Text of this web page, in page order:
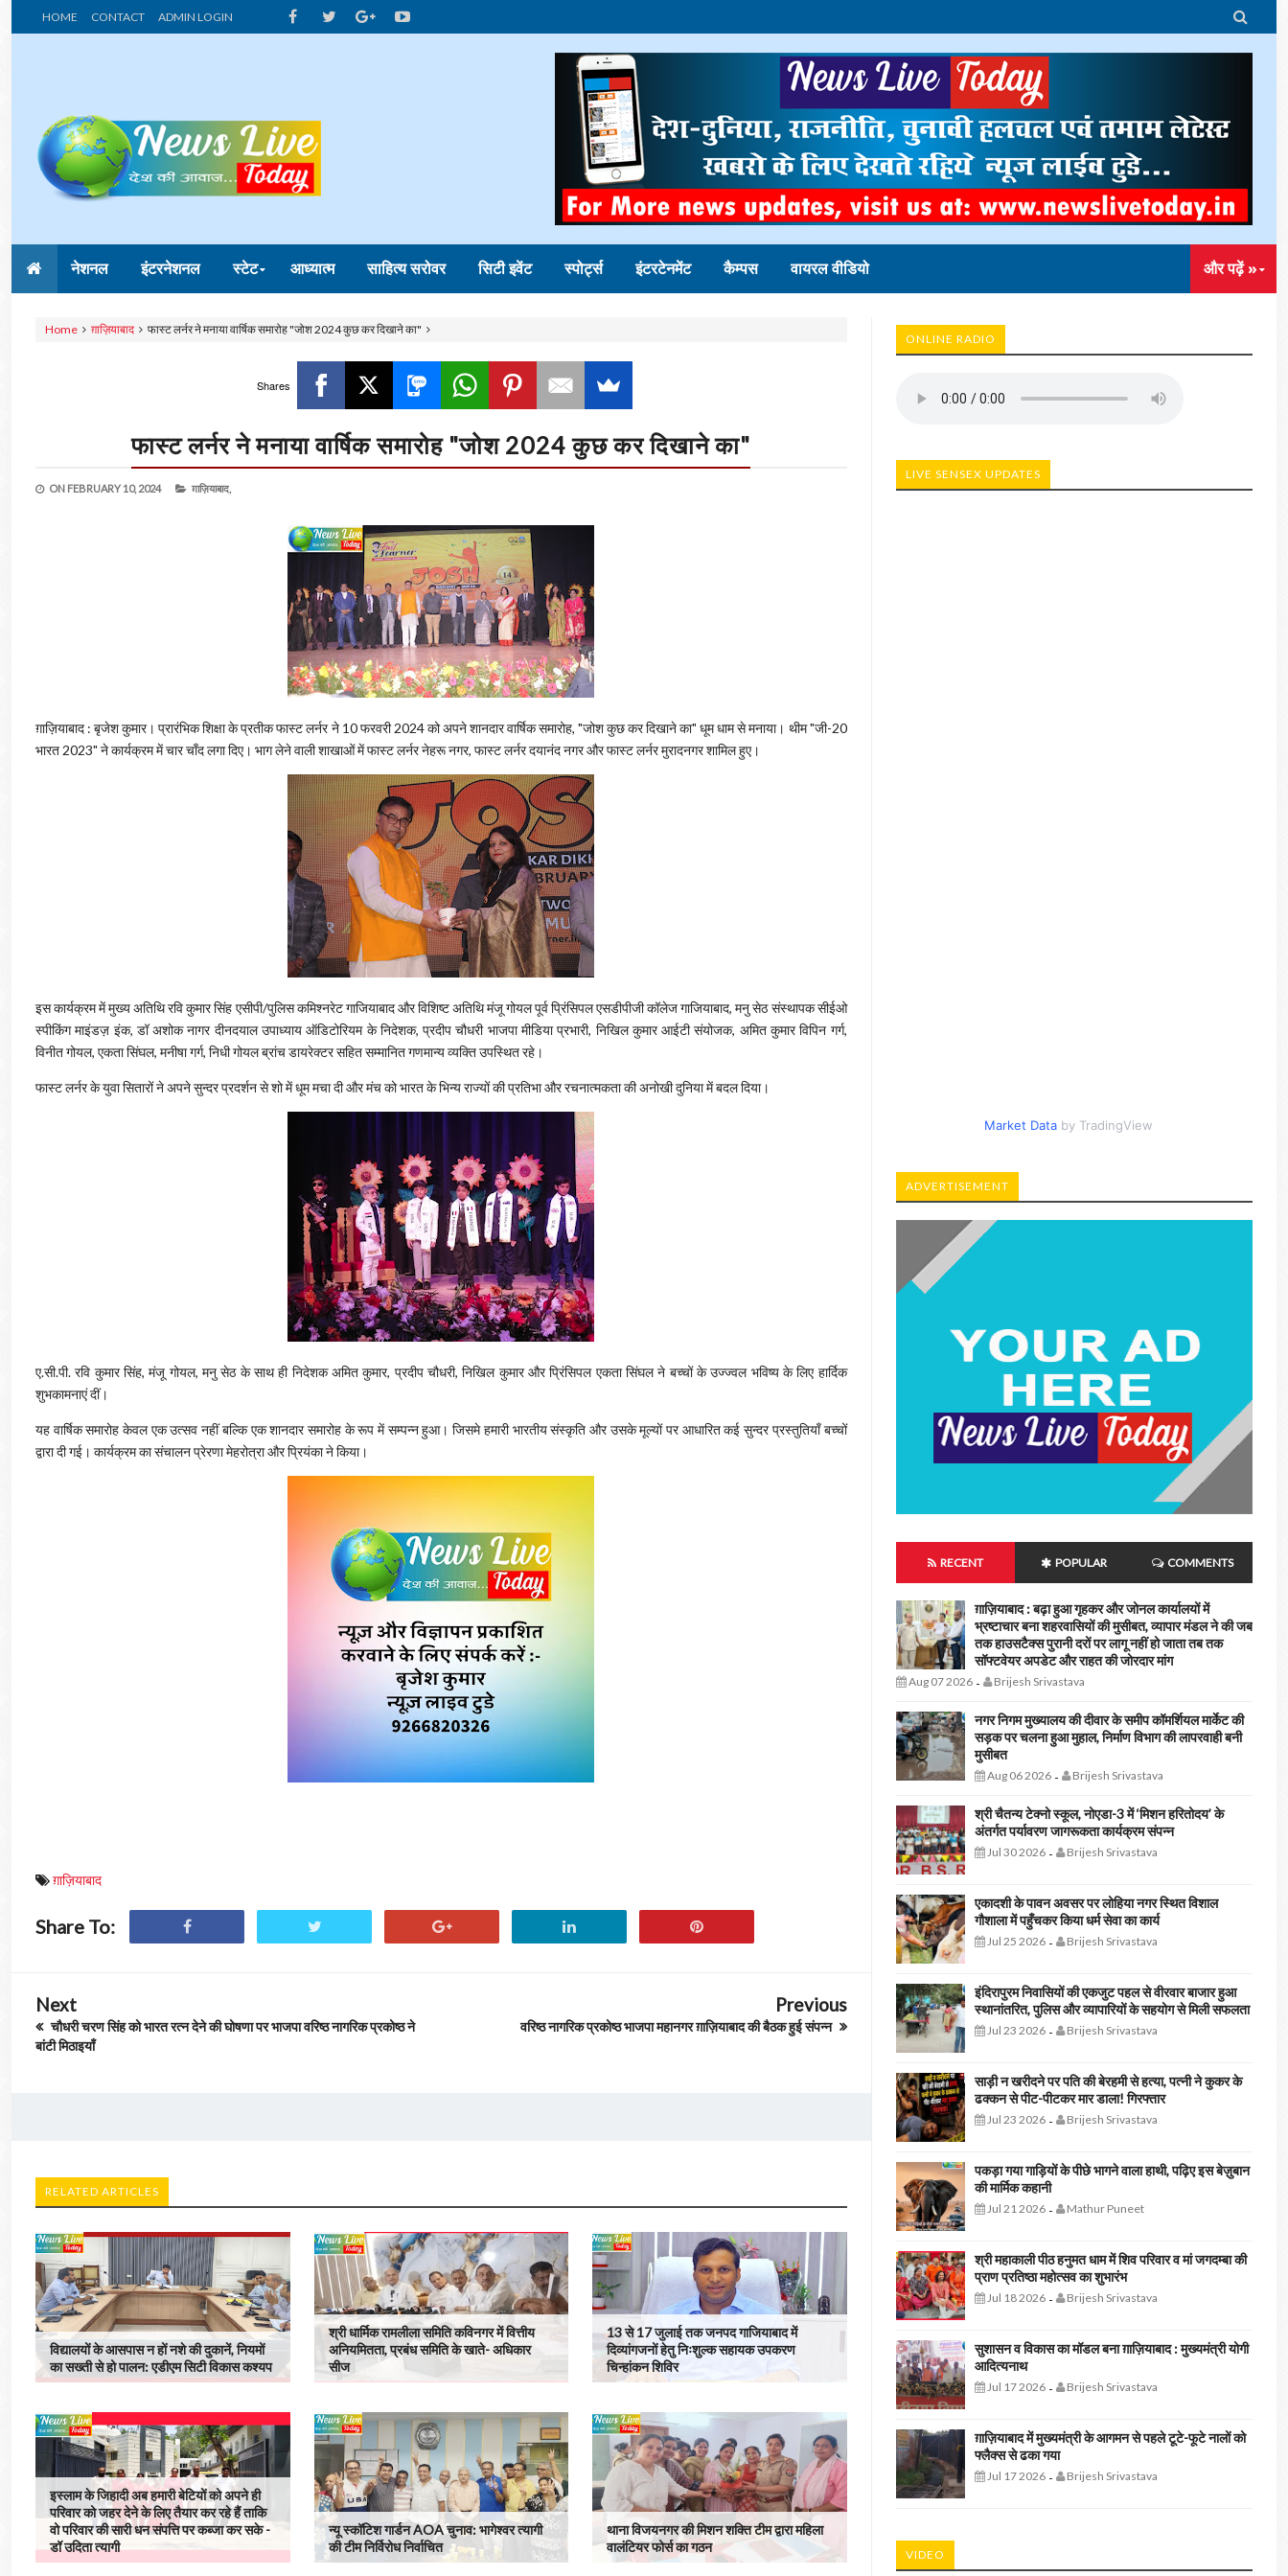
HOME CONTACT ADMIN LOGIN 
नेशनल इंटरनेशनल स्टेट आध्यात्म साहित्य सरोवर सिटी इवेंट स्पोर्ट्स इंटरटेनमेंट कैम्पस वायरल वीडियो और पढ़ें »
Home ग़ाज़ियाबाद फास्ट लर्नर ने मनाया वार्षिक समारोह "जोश 2024 कुछ कर दिखाने का"
Shares
फास्ट लर्नर ने मनाया वार्षिक समारोह "जोश 2024 कुछ कर दिखाने का"
ON FEBRUARY 10, 2024 ग़ाज़ियाबाद,
ग़ाज़ियाबाद : बृजेश कुमार। प्रारंभिक शिक्षा के प्रतीक फास्ट लर्नर ने 10 फरवरी 2024 को अपने शानदार वार्षिक समारोह, "जोश कुछ कर दिखाने का" धूम धाम से मनाया। थीम "जी-20
भारत 2023" ने कार्यक्रम में चार चाँद लगा दिए। भाग लेने वाली शाखाओं में फास्ट लर्नर नेहरू नगर, फास्ट लर्नर दयानंद नगर और फास्ट लर्नर मुरादनगर शामिल हुए।
इस कार्यक्रम में मुख्य अतिथि रवि कुमार सिंह एसीपी/पुलिस कमिश्नरेट गाजियाबाद और विशिष्ट अतिथि मंजू गोयल पूर्व प्रिंसिपल एसडीपीजी कॉलेज गाजियाबाद, मनु सेठ संस्थापक सीईओ
स्पीकिंग माइंडज़ इंक, डॉ अशोक नागर दीनदयाल उपाध्याय ऑडिटोरियम के निदेशक, प्रदीप चौधरी भाजपा मीडिया प्रभारी, निखिल कुमार आईटी संयोजक, अमित कुमार विपिन गर्ग,
विनीत गोयल, एकता सिंघल, मनीषा गर्ग, निधी गोयल ब्रांच डायरेक्टर सहित सम्मानित गणमान्य व्यक्ति उपस्थित रहे।
फास्ट लर्नर के युवा सितारों ने अपने सुन्दर प्रदर्शन से शो में धूम मचा दी और मंच को भारत के भिन्य राज्यों की प्रतिभा और रचनात्मकता की अनोखी दुनिया में बदल दिया।
ए.सी.पी. रवि कुमार सिंह, मंजू गोयल, मनु सेठ के साथ ही निदेशक अमित कुमार, प्रदीप चौधरी, निखिल कुमार और प्रिंसिपल एकता सिंघल ने बच्चों के उज्ज्वल भविष्य के लिए हार्दिक
शुभकामनाएं दीं।
यह वार्षिक समारोह केवल एक उत्सव नहीं बल्कि एक शानदार समारोह के रूप में सम्पन्न हुआ। जिसमे हमारी भारतीय संस्कृति और उसके मूल्यों पर आधारित कई सुन्दर प्रस्तुतियाँ बच्चों
द्वारा दी गई। कार्यक्रम का संचालन प्रेरणा मेहरोत्रा और प्रियंका ने किया।
ग़ाज़ियाबाद
Share To:
Next
चौधरी चरण सिंह को भारत रत्न देने की घोषणा पर भाजपा वरिष्ठ नागरिक प्रकोष्ठ ने
बांटी मिठाइयाँ
Previous
वरिष्ठ नागरिक प्रकोष्ठ भाजपा महानगर ग़ाज़ियाबाद की बैठक हुई संपन्न
RELATED ARTICLES
विद्यालयों के आसपास न हों नशे की दुकानें, नियमों
का सख्ती से हो पालन: एडीएम सिटी विकास कश्यप
श्री धार्मिक रामलीला समिति कविनगर में वित्तीय
अनियमितता, प्रबंध समिति के खाते- अधिकार
सीज
13 से 17 जुलाई तक जनपद गाजियाबाद में
दिव्यांगजनों हेतु निःशुल्क सहायक उपकरण
चिन्हांकन शिविर
इस्लाम के जिहादी अब हमारी बेटियों को अपने ही
परिवार को जहर देने के लिए तैयार कर रहे हैं ताकि
वो परिवार की सारी धन संपत्ति पर कब्जा कर सके -
डॉ उदिता त्यागी
न्यू स्कॉटिश गार्डन AOA चुनाव: भागेश्वर त्यागी
की टीम निर्विरोध निर्वाचित
थाना विजयनगर की मिशन शक्ति टीम द्वारा महिला
वालंटियर फोर्स का गठन
ONLINE RADIO
LIVE SENSEX UPDATES
Market Databy TradingView
ADVERTISEMENT
RECENT POPULAR COMMENTS
ग़ाज़ियाबाद : बढ़ा हुआ गृहकर और जोनल कार्यालयों में
भ्रष्टाचार बना शहरवासियों की मुसीबत, व्यापार मंडल ने की जब
तक हाउसटैक्स पुरानी दरों पर लागू नहीं हो जाता तब तक
सॉफ्टवेयर अपडेट और राहत की जोरदार मांग
Aug 07 2026- Brijesh Srivastava
नगर निगम मुख्यालय की दीवार के समीप कॉमर्शियल मार्केट की
सड़क पर चलना हुआ मुहाल, निर्माण विभाग की लापरवाही बनी
मुसीबत
Aug 06 2026- Brijesh Srivastava
श्री चैतन्य टेक्नो स्कूल, नोएडा-3 में ‘मिशन हरितोदय’ के
अंतर्गत पर्यावरण जागरूकता कार्यक्रम संपन्न
Jul 30 2026- Brijesh Srivastava
एकादशी के पावन अवसर पर लोहिया नगर स्थित विशाल
गौशाला में पहुँचकर किया धर्म सेवा का कार्य
Jul 25 2026- Brijesh Srivastava
इंदिरापुरम निवासियों की एकजुट पहल से वीरवार बाजार हुआ
स्थानांतरित, पुलिस और व्यापारियों के सहयोग से मिली सफलता
Jul 23 2026- Brijesh Srivastava
साड़ी न खरीदने पर पति की बेरहमी से हत्या, पत्नी ने कुकर के
ढक्कन से पीट-पीटकर मार डाला! गिरफ्तार
Jul 23 2026- Brijesh Srivastava
पकड़ा गया गाड़ियों के पीछे भागने वाला हाथी, पढ़िए इस बेज़ुबान
की मार्मिक कहानी
Jul 21 2026- Mathur Puneet
श्री महाकाली पीठ हनुमत धाम में शिव परिवार व मां जगदम्बा की
प्राण प्रतिष्ठा महोत्सव का शुभारंभ
Jul 18 2026- Brijesh Srivastava
सुशासन व विकास का मॉडल बना ग़ाज़ियाबाद : ​मुख्यमंत्री योगी
आदित्यनाथ
Jul 17 2026- Brijesh Srivastava
ग़ाज़ियाबाद में मुख्यमंत्री के आगमन से पहले टूटे-फूटे नालों को
फ्लैक्स से ढका गया
Jul 17 2026- Brijesh Srivastava
VIDEO